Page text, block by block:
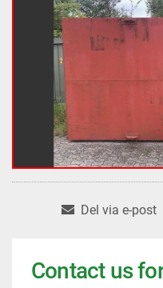
Del via e-post
Contact us